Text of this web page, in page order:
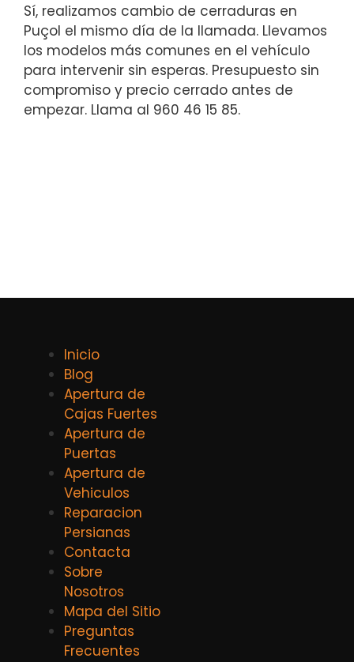
Sí, realizamos cambio de cerraduras en
Puçol el mismo día de la llamada. Llevamos
los modelos más comunes en el vehículo
para intervenir sin esperas. Presupuesto sin
compromiso y precio cerrado antes de
empezar. Llama al 960 46 15 85.
Inicio
Blog
Apertura de
Cajas Fuertes
Apertura de
Puertas
Apertura de
Vehiculos
Reparacion
Persianas
Contacta
Sobre
Nosotros
Mapa del Sitio
Preguntas
Frecuentes